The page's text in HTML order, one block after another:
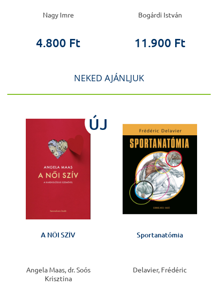
Nagy Imre
4.800 Ft
Bogárdi István
11.900 Ft
NEKED AJÁNLJUK
ÚJ
A NŐI SZÍV
Angela Maas, dr. Soós
Krisztina
Sportanatómia
Delavier, Frédéric